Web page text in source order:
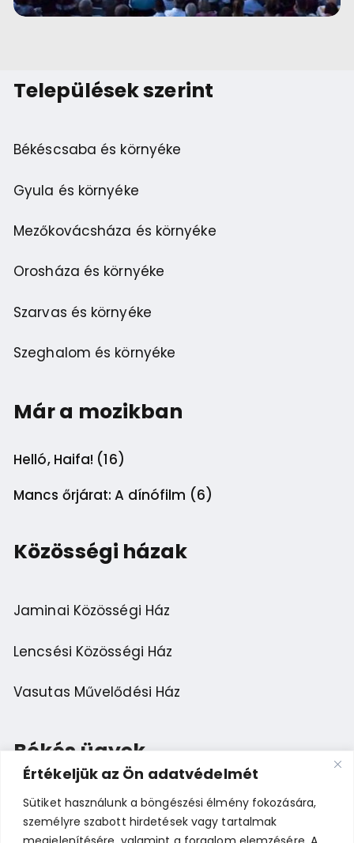
Értékeljük az Ön adatvédelmét
Sütiket használunk a böngészési élmény fokozására,
személyre szabott hirdetések vagy tartalmak
Települések szerint
Békéscsaba és környéke
Gyula és környéke
Mezőkovácsháza és környéke
Orosháza és környéke
Szarvas és környéke
Szeghalom és környéke
Már a mozikban
Helló, Haifa! (16)
Mancs őrjárat: A dínófilm (6)
Közösségi házak
Jaminai Közösségi Ház
Lencsési Közösségi Ház
Vasutas Művelődési Ház
Békés ügyek
Esemény ajánlása